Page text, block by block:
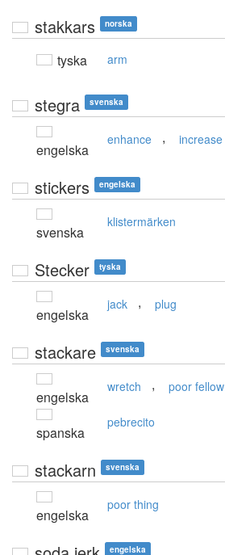
stakkars norska
tyska arm
stegra svenska
engelska
enhance , increase
stickers engelska
svenska
klistermärken
Stecker tyska
engelska
jack , plug
stackare svenska
engelska
wretch , poor fellow
spanska
pebrecito
stackarn svenska
engelska
poor thing
engelska